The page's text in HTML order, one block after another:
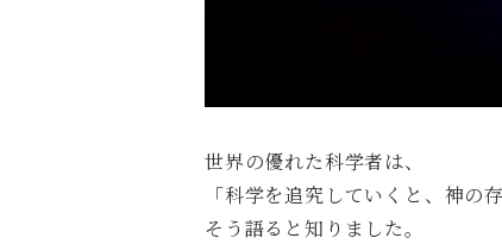
世界の優れた科学者は、
「科学を追究していくと、神の
そう語ると知りました。